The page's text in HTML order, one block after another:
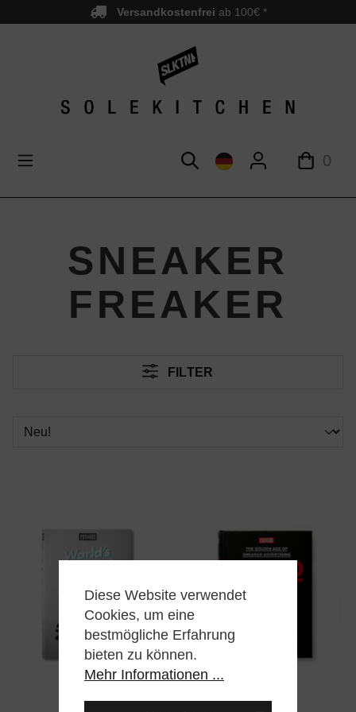
springen Versandkostenfrei ab 100€ *
0
SNEAKER
FREAKER
FILTER
Diese Website verwendet
Cookies, um eine
bestmögliche Erfahrung
bieten zu können.
Mehr Informationen ...